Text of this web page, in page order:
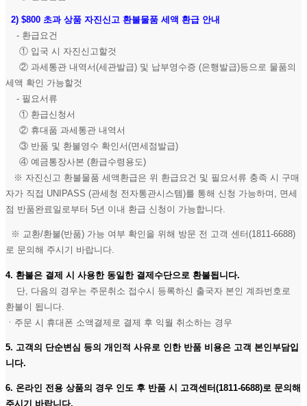
2) $800 초과 상품 자진신고 환불물품 세액 환급 안내
- 환급요건
① 입국 시 자진신고할것
② 과세통관 내역서(세관발급) 및 납부영수증 (은행발급)등으로 물품의
세액 확인 가능할것
- 필요서류
① 환급신청서
② 휴대품 과세통관 내역서
③ 반품 및 환불영수 확인서(면세점발급)
④ 예금통장사본 (환급수령용도)
※ 자진신고 환불물품 세액환급은 위 환급요건 및 필요서류 충족 시 구매
자가 직접 UNIPASS (관세청 전자통관시스템)를 통해 신청 가능하며, 면세
점 반품완료일로부터 5년 이내 환급 신청이 가능합니다.
※ 교환/환불(반품) 가능 여부 확인을 위해 방문 전 고객 센터(1811-6688)
로 문의해 주시기 바랍니다.
4. 환불은 결제 시 사용한 동일한 결제수단으로 환불됩니다.
단, 다음의 경우는 주문취소 접수시 등록하신 출국자 본인 계좌번호로
환불이 됩니다.
ㆍ주문 시 휴대폰 소액결제로 결제 후 익월 취소하는 경우
5. 고객의 단순변심 등의 개인적 사유로 인한 반품 비용은 고객 본인부담입
니다.
6. 온라인 전용 상품의 경우 인도 후 반품 시 고객센터(1811-6688)로 문의해
주시기 바랍니다.